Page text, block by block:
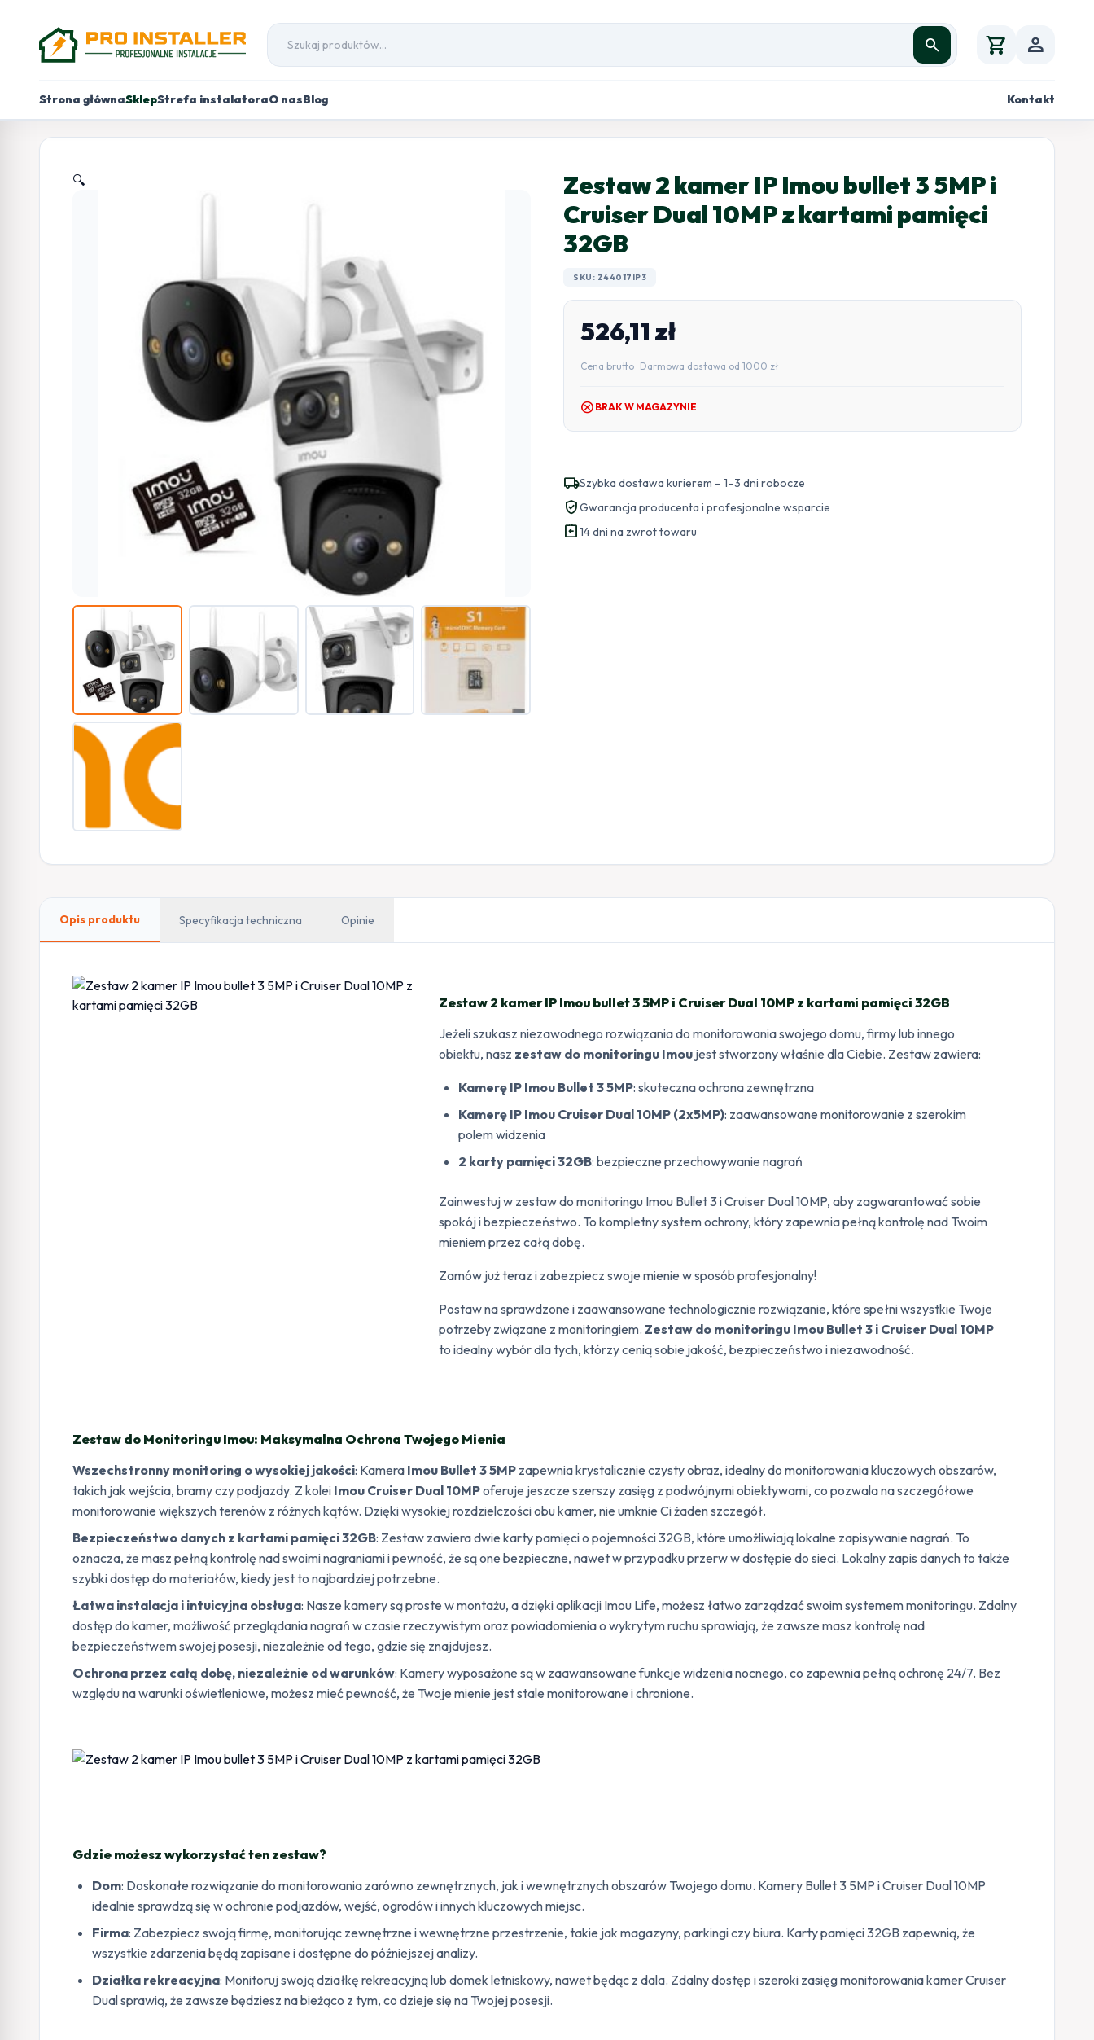
search shopping_cart person
Strona głównaSklepStrefa instalatoraO nasBlog Kontakt
🔍
Zestaw 2 kamer IP Imou bullet 3 5MP i
Cruiser Dual 10MP z kartami pamięci
32GB
SKU: Z44017IP3
526,11 zł
Cena brutto · Darmowa dostawa od 1000 zł
cancel BRAK W MAGAZYNIE
local_shippingSzybka dostawa kurierem – 1–3 dni robocze
verified_userGwarancja producenta i profesjonalne wsparcie
assignment_return14 dni na zwrot towaru
Opis produktu Specyfikacja techniczna Opinie
Zestaw 2 kamer IP Imou bullet 3 5MP i Cruiser Dual 10MP z kartami pamięci 32GB
Jeżeli szukasz niezawodnego rozwiązania do monitorowania swojego domu, firmy lub innego
obiektu, nasz zestaw do monitoringu Imou jest stworzony właśnie dla Ciebie. Zestaw zawiera:
Kamerę IP Imou Bullet 3 5MP: skuteczna ochrona zewnętrzna
Kamerę IP Imou Cruiser Dual 10MP (2x5MP): zaawansowane monitorowanie z szerokim
polem widzenia
2 karty pamięci 32GB: bezpieczne przechowywanie nagrań
Zainwestuj w zestaw do monitoringu Imou Bullet 3 i Cruiser Dual 10MP, aby zagwarantować sobie
spokój i bezpieczeństwo. To kompletny system ochrony, który zapewnia pełną kontrolę nad Twoim
mieniem przez całą dobę.
Zamów już teraz i zabezpiecz swoje mienie w sposób profesjonalny!
Postaw na sprawdzone i zaawansowane technologicznie rozwiązanie, które spełni wszystkie Twoje
potrzeby związane z monitoringiem. Zestaw do monitoringu Imou Bullet 3 i Cruiser Dual 10MP
to idealny wybór dla tych, którzy cenią sobie jakość, bezpieczeństwo i niezawodność.
Zestaw do Monitoringu Imou: Maksymalna Ochrona Twojego Mienia
Wszechstronny monitoring o wysokiej jakości: Kamera Imou Bullet 3 5MP zapewnia krystalicznie czysty obraz, idealny do monitorowania kluczowych obszarów,
takich jak wejścia, bramy czy podjazdy. Z kolei Imou Cruiser Dual 10MPoferuje jeszcze szerszy zasięg z podwójnymi obiektywami, co pozwala na szczegółowe
monitorowanie większych terenów z różnych kątów. Dzięki wysokiej rozdzielczości obu kamer, nie umknie Ci żaden szczegół.
Bezpieczeństwo danych z kartami pamięci 32GB: Zestaw zawiera dwie karty pamięci o pojemności 32GB, które umożliwiają lokalne zapisywanie nagrań. To
oznacza, że masz pełną kontrolę nad swoimi nagraniami i pewność, że są one bezpieczne, nawet w przypadku przerw w dostępie do sieci. Lokalny zapis danych to także
szybki dostęp do materiałów, kiedy jest to najbardziej potrzebne.
Łatwa instalacja i intuicyjna obsługa: Nasze kamery są proste w montażu, a dzięki aplikacji Imou Life, możesz łatwo zarządzać swoim systemem monitoringu. Zdalny
dostęp do kamer, możliwość przeglądania nagrań w czasie rzeczywistym oraz powiadomienia o wykrytym ruchu sprawiają, że zawsze masz kontrolę nad
bezpieczeństwem swojej posesji, niezależnie od tego, gdzie się znajdujesz.
Ochrona przez całą dobę, niezależnie od warunków: Kamery wyposażone są w zaawansowane funkcje widzenia nocnego, co zapewnia pełną ochronę 24/7. Bez
względu na warunki oświetleniowe, możesz mieć pewność, że Twoje mienie jest stale monitorowane i chronione.
Gdzie możesz wykorzystać ten zestaw?
Dom: Doskonałe rozwiązanie do monitorowania zarówno zewnętrznych, jak i wewnętrznych obszarów Twojego domu. Kamery Bullet 3 5MP i Cruiser Dual 10MP
idealnie sprawdzą się w ochronie podjazdów, wejść, ogrodów i innych kluczowych miejsc.
Firma: Zabezpiecz swoją firmę, monitorując zewnętrzne i wewnętrzne przestrzenie, takie jak magazyny, parkingi czy biura. Karty pamięci 32GB zapewnią, że
wszystkie zdarzenia będą zapisane i dostępne do późniejszej analizy.
Działka rekreacyjna: Monitoruj swoją działkę rekreacyjną lub domek letniskowy, nawet będąc z dala. Zdalny dostęp i szeroki zasięg monitorowania kamer Cruiser
Dual sprawią, że zawsze będziesz na bieżąco z tym, co dzieje się na Twojej posesji.